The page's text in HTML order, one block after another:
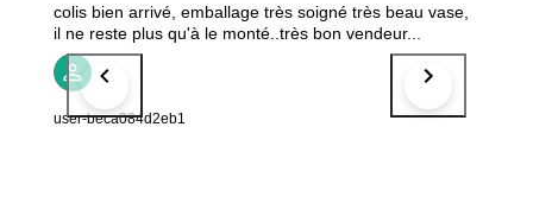
colis bien arrivé, emballage très soigné très beau vase,
il ne reste plus qu'à le monté..très bon vendeur...
user-beca084d2eb1